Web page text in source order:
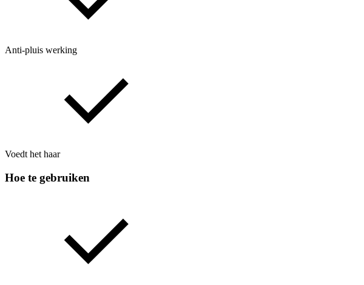
Anti-pluis werking
Voedt het haar
Hoe te gebruiken